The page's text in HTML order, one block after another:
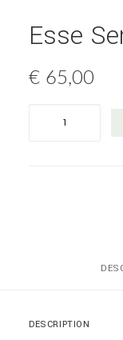
Esse
€ 65,00
DESCRIPTION